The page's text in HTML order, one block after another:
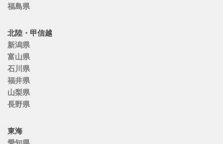
福島県
北陸・甲信越
新潟県
富山県
石川県
福井県
山梨県
長野県
東海